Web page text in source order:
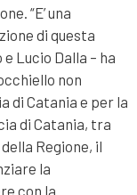
“E’ una
di questa
Lucio Dalla – ha
non
di Catania e per la
di Catania, tra
Regione, il
la
con la